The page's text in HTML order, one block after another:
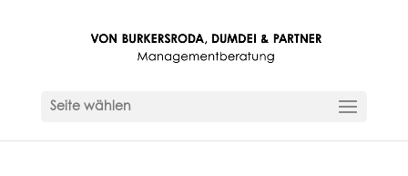
Seite wählen